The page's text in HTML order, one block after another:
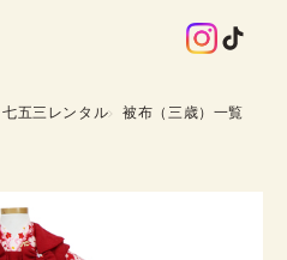
七五三レンタル
被布（三歳）一覧